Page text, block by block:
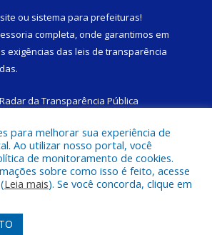
ou sistema para prefeituras!
completa, onde garantimos em
exigências das leis de transparência
Radar da Transparência Pública
reservados a Câmara Municipal de São
Domingos do Capim.
Área Administrativa
para melhorar sua experiência de
Ao utilizar nosso portal, você
de monitoramento de cookies.
sobre como isso é feito, acesse
Leia mais). Se você concorda, clique em